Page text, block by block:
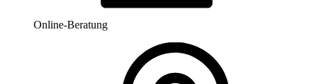
Online-Beratung